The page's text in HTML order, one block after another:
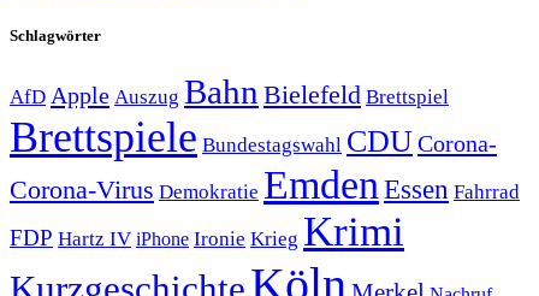
Schlagwörter
AfD Apple Auszug Bahn Bielefeld Brettspiel
Brettspiele Bundestagswahl CDUCorona-
Corona-Virus Demokratie Emden Essen Fahrrad
FDP Hartz IV iPhone Ironie Krieg Krimi
Köln